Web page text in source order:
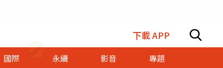
下載 APP
國際 永續 影音 專題